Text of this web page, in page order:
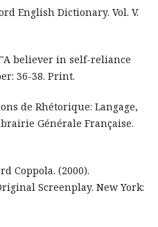
English Dictionary. Vol. V.
"A believer in self-reliance
36-38. Print.
de Rhétorique: Langage,
Générale Française.
Coppola. (2000).
Screenplay. New York: